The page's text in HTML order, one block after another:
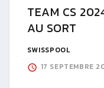
TEAM CS
AU SORT
SWISSPOOL
17 SEPTEMBRE